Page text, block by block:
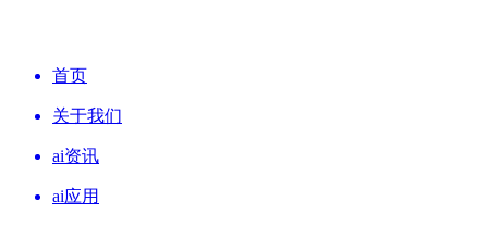
首页
关于我们
ai资讯
ai应用